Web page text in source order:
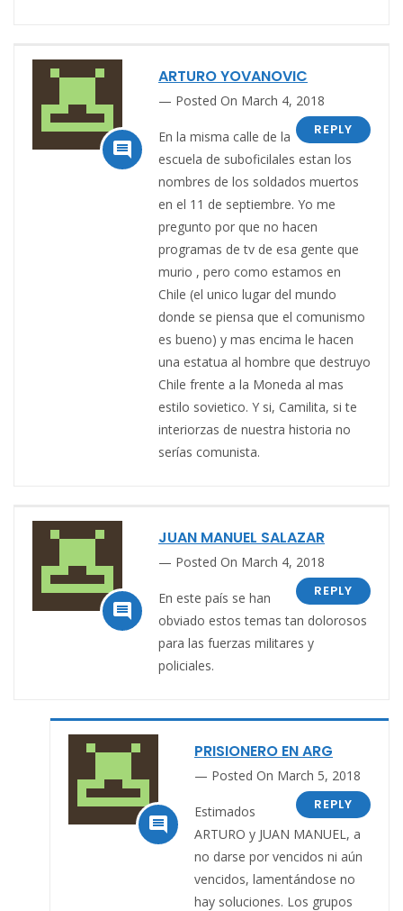

ARTURO YOVANOVIC
Posted On March 4, 2018
REPLY
En la misma calle de la
escuela de suboficilales estan los
nombres de los soldados muertos
en el 11 de septiembre. Yo me
pregunto por que no hacen
programas de tv de esa gente que
murio , pero como estamos en
Chile (el unico lugar del mundo
donde se piensa que el comunismo
es bueno) y mas encima le hacen
una estatua al hombre que destruyo
Chile frente a la Moneda al mas
estilo sovietico. Y si, Camilita, si te
interiorzas de nuestra historia no
serías comunista.

JUAN MANUEL SALAZAR
Posted On March 4, 2018
REPLY
En este país se han
obviado estos temas tan dolorosos
para las fuerzas militares y
policiales.

PRISIONERO EN ARG
Posted On March 5, 2018
REPLY
Estimados
ARTURO y JUAN MANUEL, a
no darse por vencidos ni aún
vencidos, lamentándose no
hay soluciones. Los grupos